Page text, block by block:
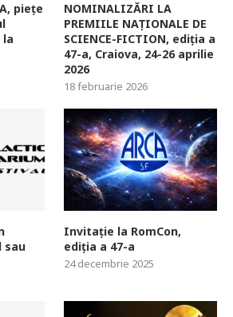
piețe
NOMINALIZĂRI LA
PREMIILE NAȚIONALE DE
SCIENCE-FICTION, ediția a
47-a, Craiova, 24-26 aprilie
2026
18 februarie 2026
sau
Invitație la RomCon,
ediția a 47-a
24 decembrie 2025